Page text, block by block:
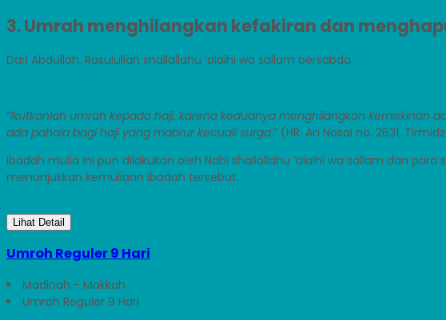
3. Umrah menghilangkan kefakiran dan
Dari Abdullah, Rasulullah shallallahu ‘alaihi wa sallam bersabda,
“Ikutkanlah umrah kepada haji, karena keduanya menghilangkan kemiskinan
ada pahala bagi haji yang mabrur kecuali surga.” (HR. An Nasai no. 2631,
Ibadah mulia ini pun dilakukan oleh Nabi shallallahu ‘alaihi wa sallam dan
menunjukkan kemuliaan ibadah tersebut.
Lihat Detail
Umroh Reguler 9 Hari
Madinah - Makkah
Umroh Reguler 9 Hari